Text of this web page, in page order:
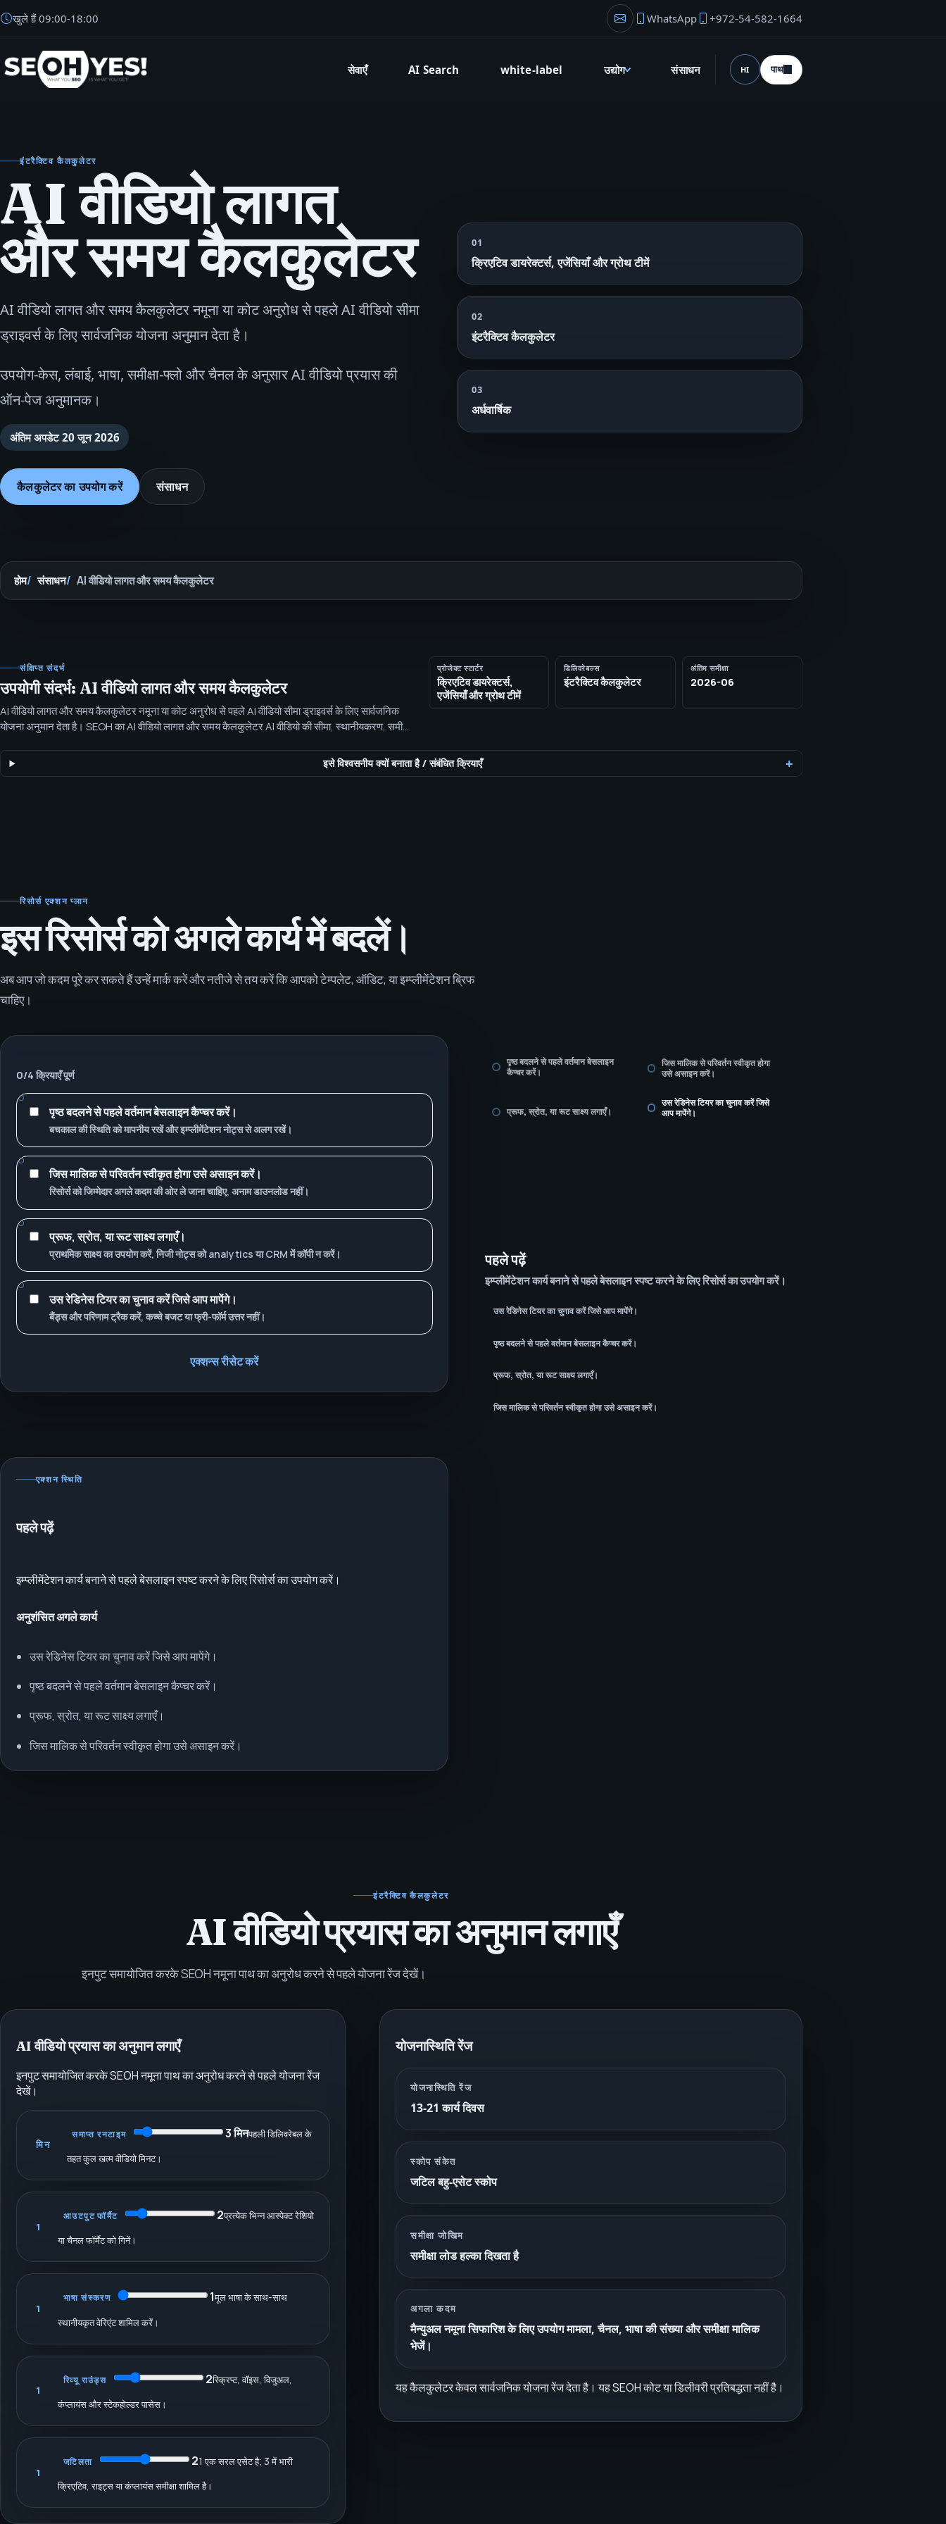
खुले हैं09:00-18:00 फाउंडर ईमेलWhatsApp +972-54-582-1664
SEOH सेवाएँ AI Search white-label उद्योग संसाधन भाषा (desktop)
HI पाथ
इंटरैक्टिव कैलकुलेटर
AI वीडियो लागत
और समय कैलकुलेटर
AI वीडियो लागत और समय कैलकुलेटर नमूना या कोट अनुरोध से पहले AI वीडियो सीमा
ड्राइवर्स के लिए सार्वजनिक योजना अनुमान देता है।
उपयोग-केस, लंबाई, भाषा, समीक्षा-फ्लो और चैनल के अनुसार AI वीडियो प्रयास की
ऑन-पेज अनुमानक।
अंतिम अपडेट 20 जून 2026
कैलकुलेटर का उपयोग करें संसाधन
01
क्रिएटिव डायरेक्टर्स, एजेंसियाँ और ग्रोथ टीमें
02
इंटरैक्टिव कैलकुलेटर
03
अर्धवार्षिक
होम संसाधन AI वीडियो लागत और समय कैलकुलेटर
संक्षिप्त संदर्भ
उपयोगी संदर्भ: AI वीडियो लागत और समय कैलकुलेटर
AI वीडियो लागत और समय कैलकुलेटर नमूना या कोट अनुरोध से पहले AI वीडियो सीमा ड्राइवर्स के लिए सार्वजनिक
योजना अनुमान देता है। SEOH का AI वीडियो लागत और समय कैलकुलेटर AI वीडियो की सीमा, स्थानीयकरण, समीक्षा
प्रोजेक्ट स्टार्टर
क्रिएटिव डायरेक्टर्स,
एजेंसियाँ और ग्रोथ टीमें
डिलिवरेबल्स
इंटरैक्टिव कैलकुलेटर
अंतिम समीक्षा
2026-06
इसे विश्वसनीय क्यों बनाता है/संबंधित क्रियाएँ
रिसोर्स एक्शन प्लान
इस रिसोर्स को अगले कार्य में बदलें।
अब आप जो कदम पूरे कर सकते हैं उन्हें मार्क करें और नतीजे से तय करें कि आपको टेम्पलेट, ऑडिट, या इम्प्लीमेंटेशन ब्रिफ
चाहिए।
0/4 क्रियाएँ पूर्ण
पृष्ठ बदलने से पहले वर्तमान बेसलाइन कैप्चर करें।
बचकाल की स्थिति को मापनीय रखें और इम्प्लीमेंटेशन नोट्स से अलग रखें।
जिस मालिक से परिवर्तन स्वीकृत होगा उसे असाइन करें।
रिसोर्स को जिम्मेदार अगले कदम की ओर ले जाना चाहिए, अनाम डाउनलोड नहीं।
प्रूफ, स्रोत, या रूट साक्ष्य लगाएँ।
प्राथमिक साक्ष्य का उपयोग करें, निजी नोट्स को analytics या CRM में कॉपी न करें।
उस रेडिनेस टियर का चुनाव करें जिसे आप मापेंगे।
बैंड्स और परिणाम ट्रैक करें, कच्चे बजट या फ्री-फॉर्म उत्तर नहीं।
एक्शन्स रीसेट करें
पृष्ठ बदलने से पहले वर्तमान बेसलाइन
कैप्चर करें।
जिस मालिक से परिवर्तन स्वीकृत होगा
उसे असाइन करें।
प्रूफ, स्रोत, या रूट साक्ष्य लगाएँ।
उस रेडिनेस टियर का चुनाव करें जिसे
आप मापेंगे।
पहले पढ़ें
इम्प्लीमेंटेशन कार्य बनाने से पहले बेसलाइन स्पष्ट करने के लिए रिसोर्स का उपयोग करें।
उस रेडिनेस टियर का चुनाव करें जिसे आप मापेंगे।
पृष्ठ बदलने से पहले वर्तमान बेसलाइन कैप्चर करें।
प्रूफ, स्रोत, या रूट साक्ष्य लगाएँ।
जिस मालिक से परिवर्तन स्वीकृत होगा उसे असाइन करें।
एक्शन स्थिति
पहले पढ़ें
इम्प्लीमेंटेशन कार्य बनाने से पहले बेसलाइन स्पष्ट करने के लिए रिसोर्स का उपयोग करें।
अनुशंसित अगले कार्य
उस रेडिनेस टियर का चुनाव करें जिसे आप मापेंगे।
पृष्ठ बदलने से पहले वर्तमान बेसलाइन कैप्चर करें।
प्रूफ, स्रोत, या रूट साक्ष्य लगाएँ।
जिस मालिक से परिवर्तन स्वीकृत होगा उसे असाइन करें।
इंटरैक्टिव कैलकुलेटर
AI वीडियो प्रयास का अनुमान लगाएँ
इनपुट समायोजित करके SEOH नमूना पाथ का अनुरोध करने से पहले योजना रेंज देखें।
AI वीडियो प्रयास का अनुमान लगाएँ
इनपुट समायोजित करके SEOH नमूना पाथ का अनुरोध करने से पहले योजना रेंज
देखें।
मिन
समाप्त रनटाइम 3मिनपहली डिलिवरेबल के
तहत कुल खत्म वीडियो मिनट।
1
आउटपुट फॉर्मैट 2प्रत्येक भिन्न आस्पेक्ट रेशियो
या चैनल फॉर्मैट को गिनें।
1
भाषा संस्करण 1मूल भाषा के साथ-साथ
स्थानीयकृत वेरिएंट शामिल करें।
1
रिव्यू राउंड्स 2स्क्रिप्ट, वॉइस, विजुअल,
कंप्लायंस और स्टेकहोल्डर पासेस।
1
जटिलता 21 एक सरल एसेट है; 3 में भारी
क्रिएटिव, राइट्स या कंप्लायंस समीक्षा शामिल है।
योजनास्थिति रेंज
योजनास्थिति रेंज
13-21 कार्य दिवस
स्कोप संकेत
जटिल बहु-एसेट स्कोप
समीक्षा जोखिम
समीक्षा लोड हल्का दिखता है
अगला कदम
मैन्युअल नमूना सिफारिश के लिए उपयोग मामला, चैनल, भाषा की संख्या और समीक्षा मालिक
भेजें।
यह कैलकुलेटर केवल सार्वजनिक योजना रेंज देता है। यह SEOH कोट या डिलीवरी प्रतिबद्धता नहीं है।